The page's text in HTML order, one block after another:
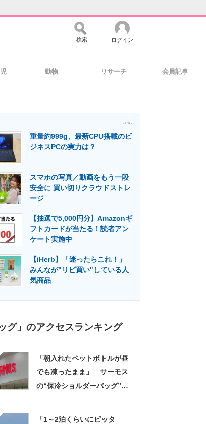
ィ マーケ×ITの今がよく分かる
援
ア 建設×テクノロジーの最前線
検索 ログイン
動物 リサーチ 会員記事
- PR -
重量約999g、最新CPU搭載のビ
ジネスPCの実力は？
スマホの写真／動画をもう一段
安全に 買い切りクラウドストレ
ージ
【抽選で5,000円分】Amazonギ
フトカードが当たる！読者アン
ケート実施中
【iHerb】「迷ったらこれ！」
みんなが"リピ買い"している人
気商品
グ」のアクセスランキング
「朝入れたペットボトルが昼
でも凍ったまま」 サーモス
の“保冷ショルダーバッグ”が
「1～2泊くらいにピッタ